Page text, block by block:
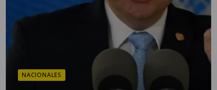
NACIONALES